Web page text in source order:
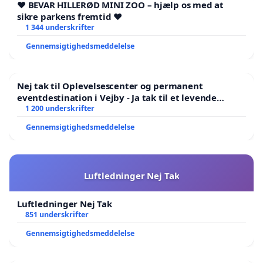
at vi står sammen og kræver konkrete
forbedringer – ikke flere års snak.
paraply som indsamlingen for krydsetKarlslunde
Mosevej/Kongens Enge
87 underskrifter og stor bevågenhed.
Sammen udgør de en samlet borgerindsats under
👉“Tryg skolevej ved Strandskolen”
Det er den samlede indsats, der nu er på vej i
avisen og bliver lagt frem for politikerne.
❤️ BEVAR HILLERØD MINI ZOO – hjælp os med at
sikre parkens fremtid ❤️
1 344 underskrifter
Gennemsigtighedsmeddelelse
Nej tak til Oplevelsescenter og permanent
eventdestination i Vejby - Ja tak til et levende
lokalområde i balance
1 200 underskrifter
Gennemsigtighedsmeddelelse
Luftledninger Nej Tak
Luftledninger Nej Tak
851 underskrifter
Gennemsigtighedsmeddelelse